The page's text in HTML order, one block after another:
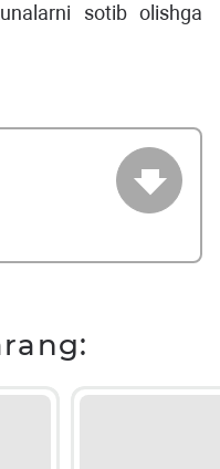
sotib olishga